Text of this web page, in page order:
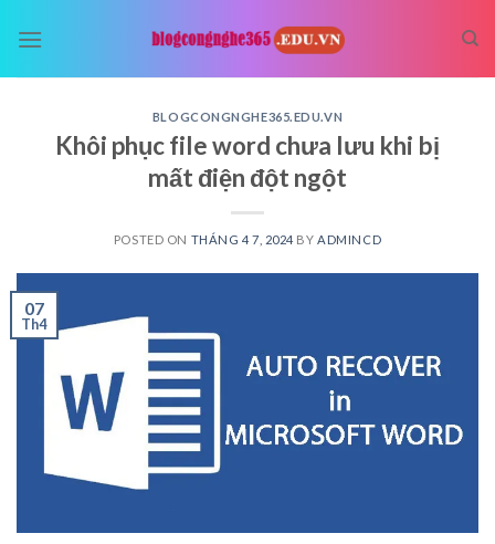
BLOGCONGNGHE365.EDU.VN
Khôi phục file word chưa lưu khi bị
mất điện đột ngột
POSTED ON THÁNG 4 7, 2024 BY ADMINCD
07
Th4